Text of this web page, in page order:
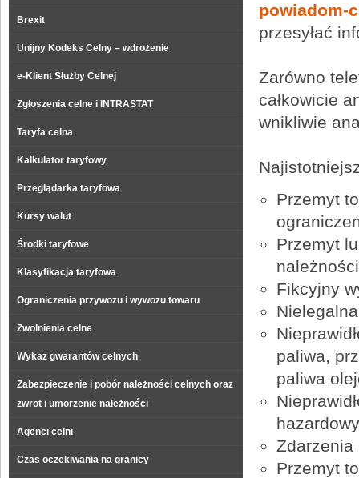
Brexit
Unijny Kodeks Celny – wdrożenie
e-Klient Służby Celnej
Zgłoszenia celne i INTRASTAT
Taryfa celna
Kalkulator taryfowy
Przeglądarka taryfowa
Kursy walut
Środki taryfowe
Klasyfikacja taryfowa
Ograniczenia przywozu i wywozu towaru
Zwolnienia celne
Wykaz gwarantów celnych
Zabezpieczenie i pobór należności celnych oraz
zwrot i umorzenie należności
Agenci celni
Czas oczekiwania na granicy
powiadom-
przesyłać
Zarówno
całkowicie
wnikliwie
Przemyt
Przemyt
Fikcyjny
paliwa,
paliwa
Zdarzenia
Przemyt